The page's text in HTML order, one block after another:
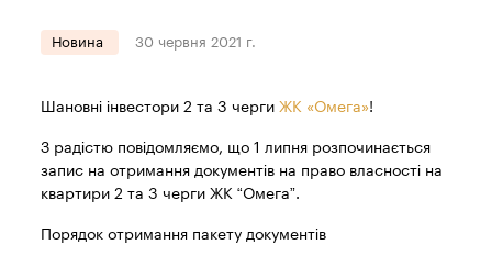
Новина 30 червня 2021 г.
Шановні інвестори 2 та 3 чергиЖК «Омега»!
З радістю повідомляємо, що 1 липня розпочинається
запис на отримання документів на право власності на
квартири 2 та 3 черги ЖК “Омега”.
Порядок отримання пакету документів